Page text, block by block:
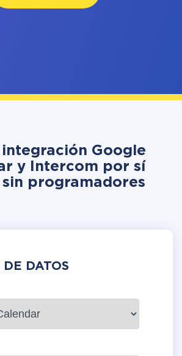
integración Google
y Intercom por sí
sin programadores
DE DATOS